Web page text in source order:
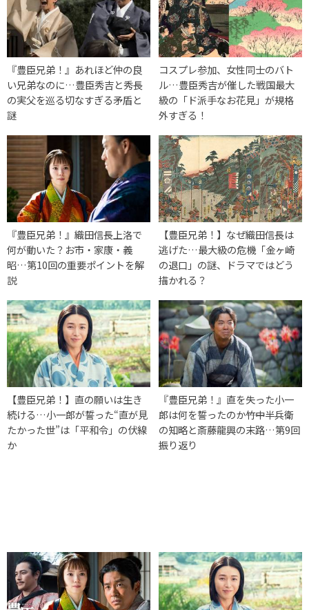
『豊臣兄弟！』あれほど仲の良
い兄弟なのに…豊臣秀吉と秀長
の実父を巡る切なすぎる矛盾と
謎
コスプレ参加、女性同士のバト
ル…豊臣秀吉が催した戦国最大
級の「ド派手なお花見」が規格
外すぎる！
『豊臣兄弟！』織田信長上洛で
何が動いた？お市・家康・義
昭…第10回の重要ポイントを解
説
【豊臣兄弟！】なぜ織田信長は
逃げた…最大級の危機「金ヶ崎
の退口」の謎、ドラマではどう
描かれる？
【豊臣兄弟！】直の願いは生き
続ける…小一郎が誓った“直が見
たかった世”は「平和令」の伏線
か
『豊臣兄弟！』直を失った小一
郎は何を誓ったのか――竹中半兵衛
の知略と斎藤龍興の末路…第9回
振り返り